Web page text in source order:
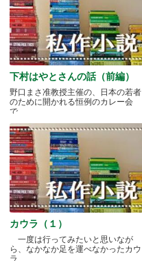
下村はやとさんの話（前編）
野口まさ准教授主催の、日本の若者
のために開かれる恒例のカレー会
で.....
カウラ（１）
一度は行ってみたいと思いなが
ら、なかなか足を運べなかったカウ
ラ.....